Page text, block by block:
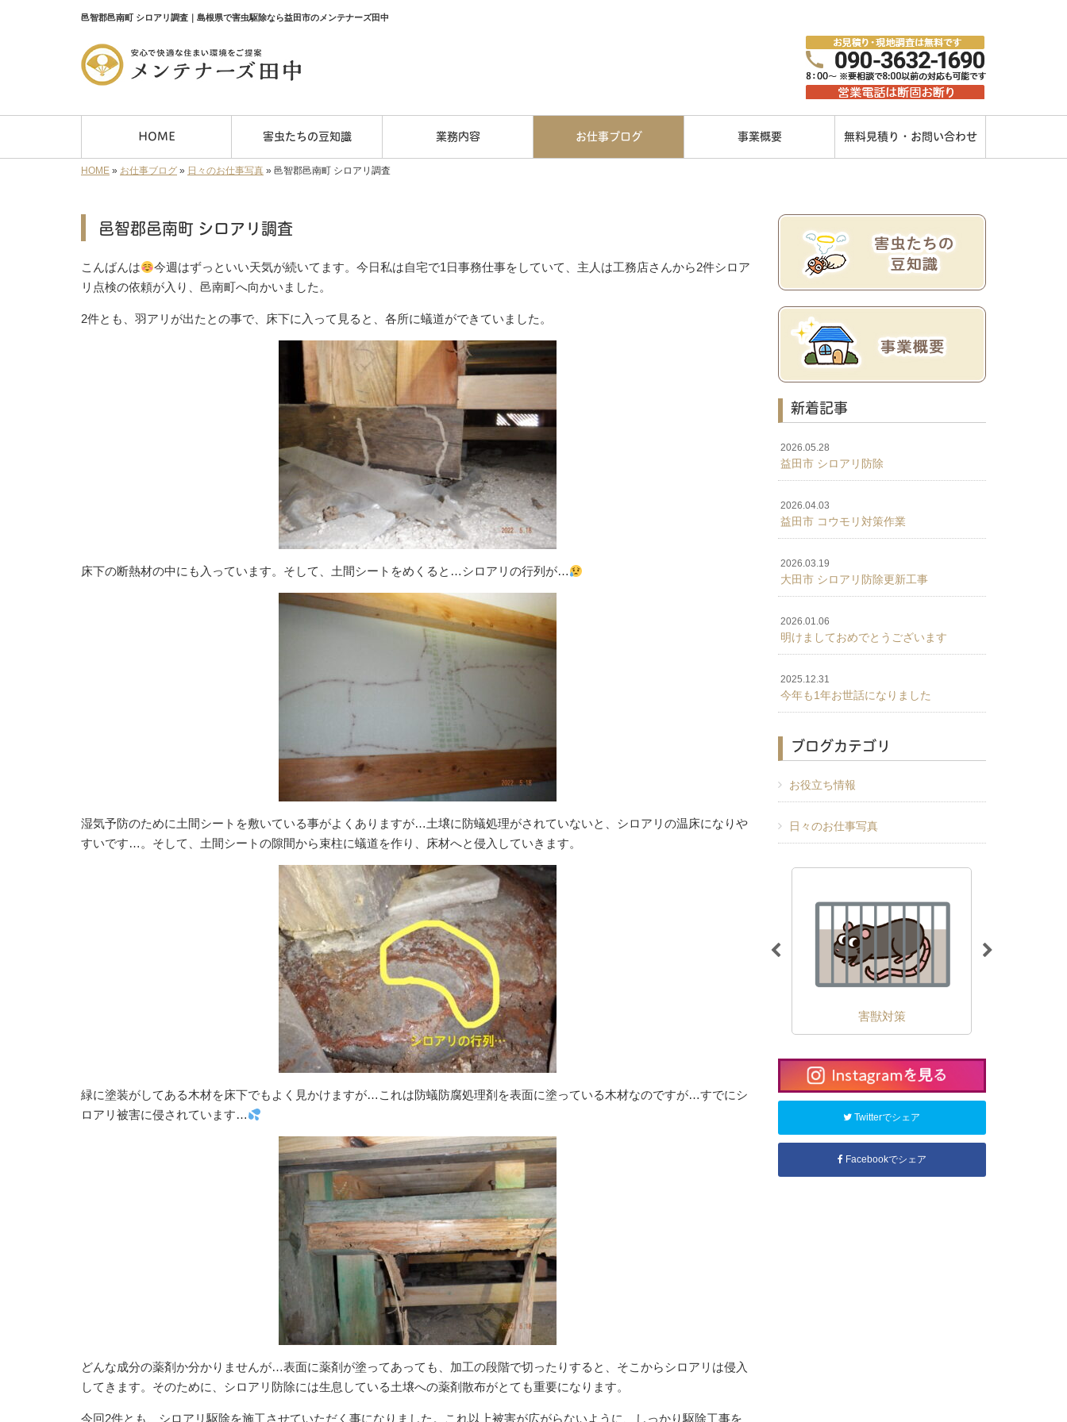
邑智郡邑南町 シロアリ調査｜島根県で害虫駆除なら益田市のメンテナーズ田中
HOME 害虫たちの豆知識 業務内容 お仕事ブログ 事業概要 無料見積り・お問い合わせ
HOME » お仕事ブログ » 日々のお仕事写真 » 邑智郡邑南町 シロアリ調査
邑智郡邑南町 シロアリ調査
こんばんは
今週はずっといい天気が続いてます。今日私は自宅で1日事務仕事をしていて、主人は工務店さんから2件シロア
リ点検の依頼が入り、邑南町へ向かいました。
2件とも、羽アリが出たとの事で、床下に入って見ると、各所に蟻道ができていました。
床下の断熱材の中にも入っています。そして、土間シートをめくると…シロアリの行列が…
湿気予防のために土間シートを敷いている事がよくありますが…土壌に防蟻処理がされていないと、シロアリの温床になりや
すいです…。そして、土間シートの隙間から束柱に蟻道を作り、床材へと侵入していきます。
緑に塗装がしてある木材を床下でもよく見かけますが…これは防蟻防腐処理剤を表面に塗っている木材なのですが…すでにシ
ロアリ被害に侵されています…
どんな成分の薬剤か分かりませんが…表面に薬剤が塗ってあっても、加工の段階で切ったりすると、そこからシロアリは侵入
してきます。そのために、シロアリ防除には生息している土壌への薬剤散布がとても重要になります。
今回2件とも、シロアリ駆除を施工させていただく事になりました。これ以上被害が広がらないように、しっかり駆除工事を
新着記事
2026.05.28
益田市 シロアリ防除
2026.04.03
益田市 コウモリ対策作業
2026.03.19
大田市 シロアリ防除更新工事
2026.01.06
明けましておめでとうございます
2025.12.31
今年も1年お世話になりました
ブログカテゴリ
お役立ち情報
日々のお仕事写真
外壁の苔・藻クリーニング 害獣対策
Twitterでシェア
Facebookでシェア